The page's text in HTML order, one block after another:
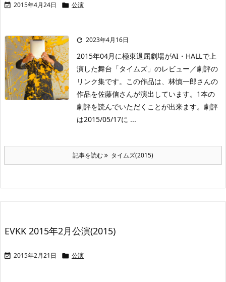
 2015年4月24日  公演
 2023年4月16日
2015年04月に極東退屈劇場がAI・HALLで上
演した舞台「タイムズ」のレビュー／劇評の
リンク集です。この作品は、林慎一郎さんの
作品を佐藤信さんが演出しています。1本の
劇評を読んでいただくことが出来ます。劇評
は2015/05/17に ...
記事を読む タイムズ(2015)
EVKK 2015年2月公演(2015)
 2015年2月21日  公演